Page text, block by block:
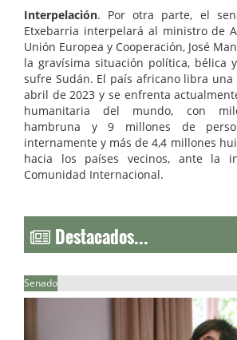
Interpelación. Por otra parte, el
Etxebarria interpelará al ministro de
Unión Europea y Cooperación, José
la gravísima situación política, bélica
sufre Sudán. El país africano libra
abril de 2023 y se enfrenta
humanitaria del mundo, con
hambruna y 9 millones de
internamente y más de 4,4 millones
hacia los países vecinos, ante la
Comunidad Internacional.
Destacados...
Senado